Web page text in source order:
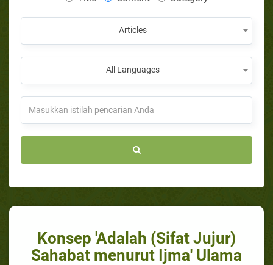
Articles
All Languages
Konsep 'Adalah (Sifat Jujur)
Sahabat menurut Ijma' Ulama